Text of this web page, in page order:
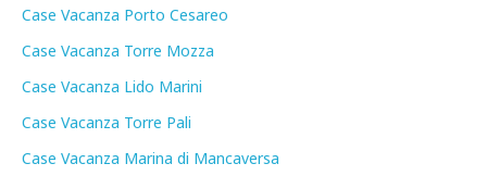
Case Vacanza Porto Cesareo
Case Vacanza Torre Mozza
Case Vacanza Lido Marini
Case Vacanza Torre Pali
Case Vacanza Marina di Mancaversa